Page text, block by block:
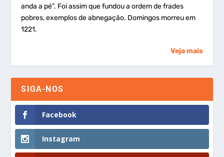
anda a pé”. Foi assim que fundou a ordem de frades
pobres, exemplos de abnegação. Domingos morreu em
1221.
Veja mais
SIGA-NOS
Facebook
Instagram